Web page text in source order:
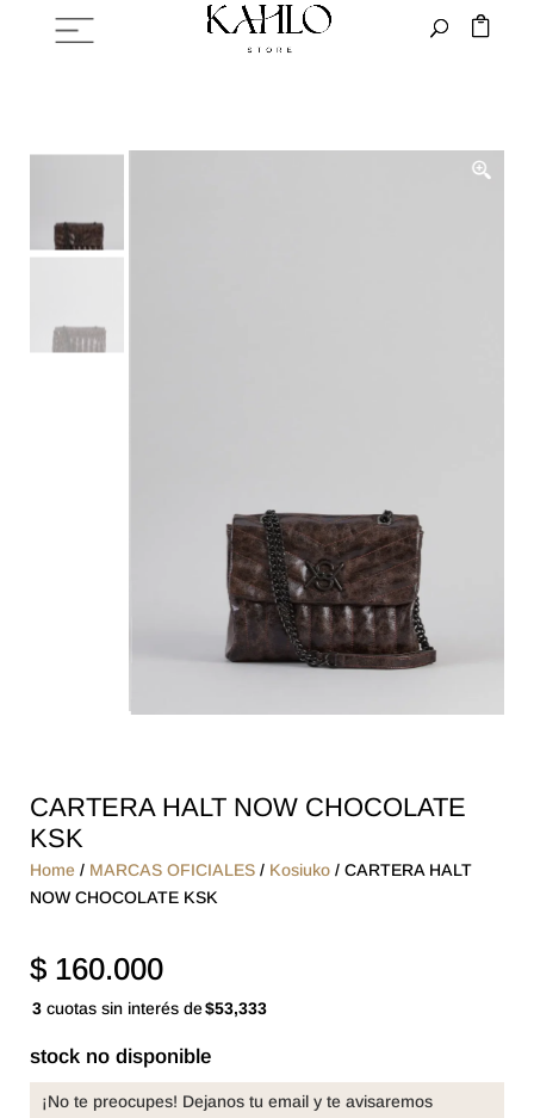
CARTERA HALT NOW CHOCOLATE
KSK
Home / MARCAS OFICIALES/ Kosiuko/ CARTERA HALT
NOW CHOCOLATE KSK
$160.000
3cuotas sin interés de$53,333
stock no disponible
¡No te preocupes! Dejanos tu email y te avisaremos